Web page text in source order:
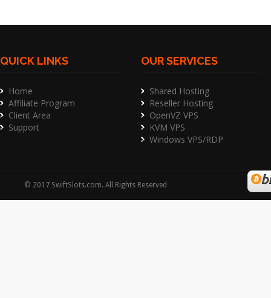
QUICK LINKS
Home
Affiliate Program
Client Area
Support
OUR SERVICES
Shared Hosting
Reseller Hosting
OpenVZ VPS
KVM VPS
Windows VPS/RDP
© 2017 SwiftSlots.com. All Rights Reserved